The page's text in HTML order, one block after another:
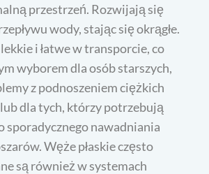
przestrzeń. Rozwijają się
wody, stając się okrągłe.
i łatwe w transporcie, co
wyborem dla osób starszych,
z podnoszeniem ciężkich
dla tych, którzy potrzebują
sporadycznego nawadniania
Węże płaskie często
są również w systemach